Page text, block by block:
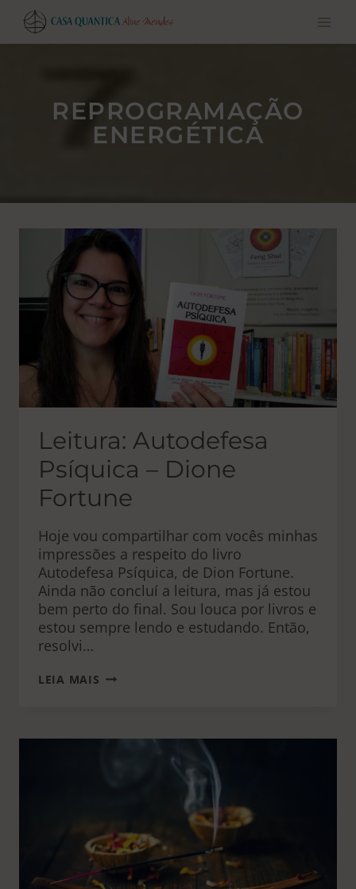
Pular
para
o
REPROGRAMAÇÃO
ENERGÉTICA
Leitura: Autodefesa
Psíquica – Dione
Fortune
Hoje vou compartilhar com vocês minhas
impressões a respeito do livro
Autodefesa Psíquica, de Dion Fortune.
Ainda não concluí a leitura, mas já estou
bem perto do final. Sou louca por livros e
estou sempre lendo e estudando. Então,
resolvi…
LEIA MAIS LEITURA: